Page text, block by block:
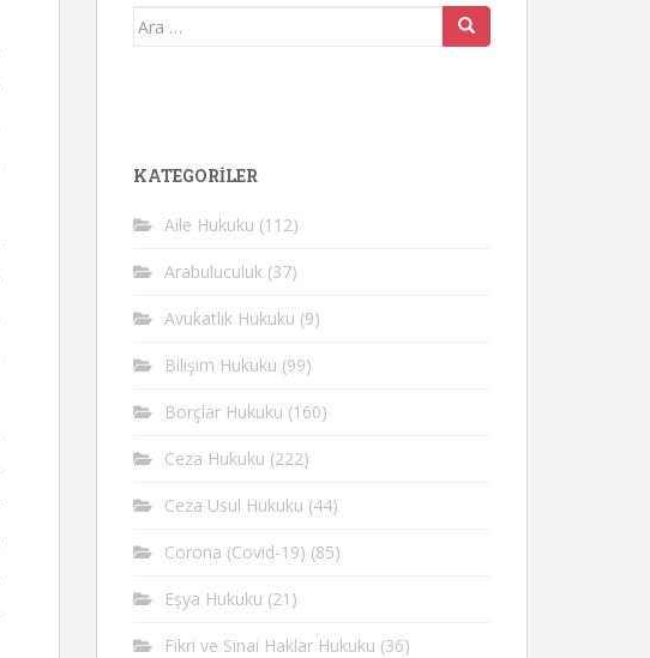
Arama
KATEGORİLER
Aile Hukuku (112)
Arabuluculuk (37)
Avukatlık Hukuku (9)
Bilişim Hukuku (99)
Borçlar Hukuku (160)
Ceza Hukuku (222)
Ceza Usul Hukuku (44)
Corona (Covid-19) (85)
Eşya Hukuku (21)
Fikri ve Sinai Haklar Hukuku (36)